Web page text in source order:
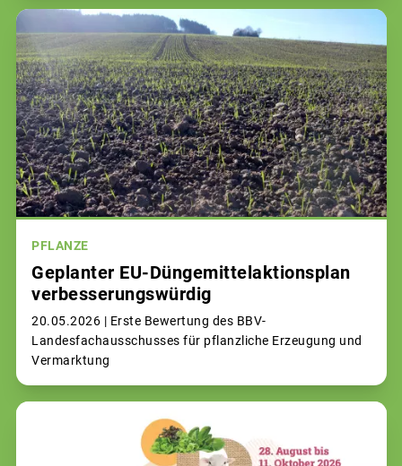
PFLANZE
Geplanter EU-Düngemittelaktionsplan
verbesserungswürdig
20.05.2026 | Erste Bewertung des BBV-
Landesfachausschusses für pflanzliche Erzeugung und
Vermarktung